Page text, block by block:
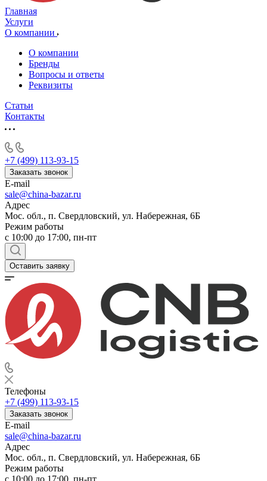
Главная
Услуги
О компании
О компании
Бренды
Вопросы и ответы
Реквизиты
Статьи
Контакты
+7 (499) 113-93-15
Заказать звонок
E-mail
sale@china-bazar.ru
Адрес
Мос. обл., п. Свердловский, ул. Набережная, 6Б
Режим работы
c 10:00 до 17:00, пн-пт
Оставить заявку
Телефоны
+7 (499) 113-93-15
Заказать звонок
E-mail
sale@china-bazar.ru
Адрес
Мос. обл., п. Свердловский, ул. Набережная, 6Б
Режим работы